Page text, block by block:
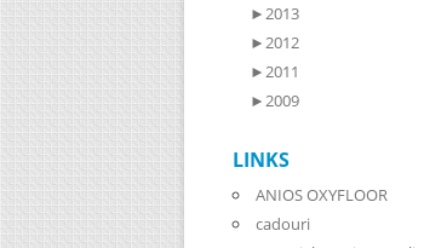
►2013
►2012
►2011
►2009
LINKS
ANIOS OXYFLOOR
cadouri